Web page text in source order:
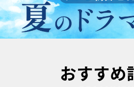
おすすめ